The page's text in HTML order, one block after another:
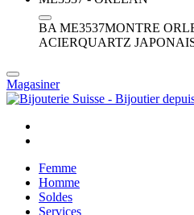
BA ME3537MONTRE
ACIERQUARTZ
Magasiner
Femme
Homme
Soldes
Services